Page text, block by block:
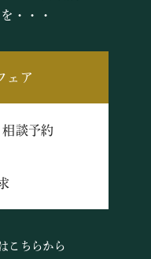
・・・
ェア
談予約
こちらから